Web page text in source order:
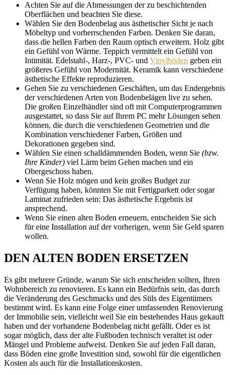
Achten Sie auf die Abmessungen der zu beschichtenden
Oberflächen und beachten Sie diese.
Wählen Sie den Bodenbelag aus ästhetischer Sicht je nach
Möbeltyp und vorherrschenden Farben. Denken Sie daran,
dass die hellen Farben den Raum optisch erweitern. Holz gibt
ein Gefühl von Wärme. Teppich vermittelt ein Gefühl von
Intimität. Edelstahl-, Harz-, PVC- und Vinylböden geben ein
größeres Gefühl von Modernität. Keramik kann verschiedene
ästhetische Effekte reproduzieren.
Gehen Sie zu verschiedenen Geschäften, um das Endergebnis
der verschiedenen Arten von Bodenbelägen live zu sehen.
Die großen Einzelhändler sind oft mit Computerprogrammen
ausgestattet, so dass Sie auf Ihrem PC mehr Lösungen sehen
können, die durch die verschiedenen Geometrien und die
Kombination verschiedener Farben, Größen und
Dekorationen gegeben sind.
Wählen Sie einen schalldämmenden Boden, wenn Sie (bzw.
Ihre Kinder) viel Lärm beim Gehen machen und ein
Obergeschoss haben.
Wenn Sie Holz mögen und kein großes Budget zur
Verfügung haben, könnten Sie mit Fertigparkett oder sogar
Laminat zufrieden sein: Das ästhetische Ergebnis ist
ansprechend.
Wenn Sie einen alten Boden erneuern, entscheiden Sie sich
für eine Installation auf der vorherigen, wenn Sie Geld sparen
wollen.
DEN ALTEN BODEN ERSETZEN
Es gibt mehrere Gründe, warum Sie sich entscheiden sollten, Ihren
Wohnbereich zu renovieren. Es kann ein Bedürfnis sein, das durch
die Veränderung des Geschmacks und des Stils des Eigentümers
bestimmt wird. Es kann eine Folge einer umfassenden Renovierung
der Immobilie sein, vielleicht weil Sie ein bestehendes Haus gekauft
haben und der vorhandene Bodenbelag nicht gefällt. Oder es ist
sogar möglich, dass der alte Fußboden technisch veraltet ist oder
Mängel und Probleme aufweist. Denken Sie auf jeden Fall daran,
dass Böden eine große Investition sind, sowohl für die eigentlichen
Kosten als auch für die Installationskosten.